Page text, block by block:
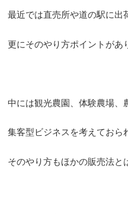
最近では直売所や道の駅に出
更にそのやり方ポイントがあ
中には観光農園、体験農場、
集客型ビジネスを考えておら
そのやり方もほかの販売法と